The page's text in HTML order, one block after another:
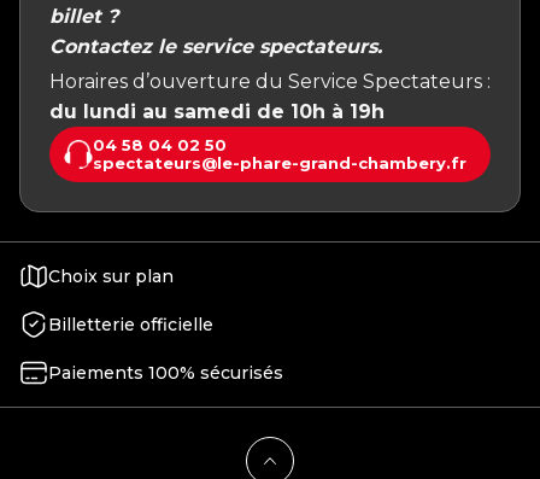
billet ?
Contactez le service spectateurs.
Horaires d’ouverture du Service Spectateurs :
du lundi au samedi de 10h à 19h
04 58 04 02 50
spectateurs@le-phare-grand-chambery.fr
Choix sur plan
Billetterie officielle
Paiements 100% sécurisés